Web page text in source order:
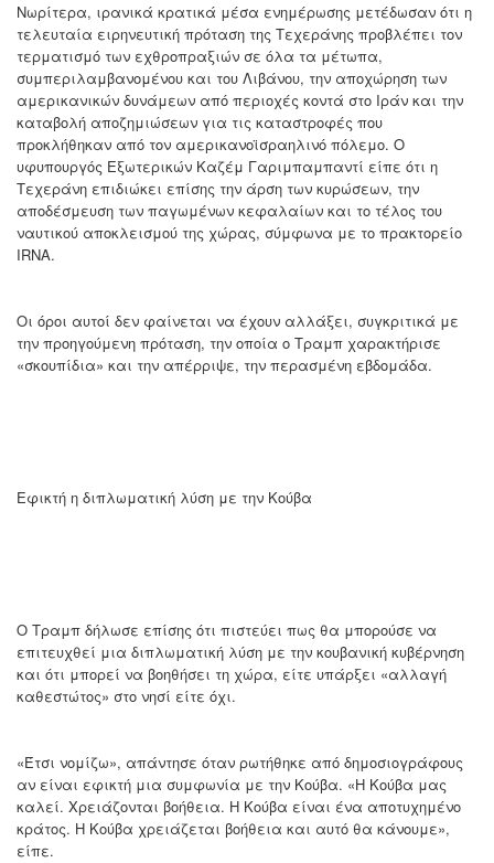
Νωρίτερα, ιρανικά κρατικά μέσα ενημέρωσης μετέδωσαν ότι η
τελευταία ειρηνευτική πρόταση της Τεχεράνης προβλέπει τον
τερματισμό των εχθροπραξιών σε όλα τα μέτωπα,
συμπεριλαμβανομένου και του Λιβάνου, την αποχώρηση των
αμερικανικών δυνάμεων από περιοχές κοντά στο Ιράν και την
καταβολή αποζημιώσεων για τις καταστροφές που
προκλήθηκαν από τον αμερικανοϊσραηλινό πόλεμο. Ο
υφυπουργός Εξωτερικών Καζέμ Γαριμπαμπαντί είπε ότι η
Τεχεράνη επιδιώκει επίσης την άρση των κυρώσεων, την
αποδέσμευση των παγωμένων κεφαλαίων και το τέλος του
ναυτικού αποκλεισμού της χώρας, σύμφωνα με το πρακτορείο
IRNA.
Οι όροι αυτοί δεν φαίνεται να έχουν αλλάξει, συγκριτικά με
την προηγούμενη πρόταση, την οποία ο Τραμπ χαρακτήρισε
«σκουπίδια» και την απέρριψε, την περασμένη εβδομάδα.
Εφικτή η διπλωματική λύση με την Κούβα
Ο Τραμπ δήλωσε επίσης ότι πιστεύει πως θα μπορούσε να
επιτευχθεί μια διπλωματική λύση με την κουβανική κυβέρνηση
και ότι μπορεί να βοηθήσει τη χώρα, είτε υπάρξει «αλλαγή
καθεστώτος» στο νησί είτε όχι.
«Έτσι νομίζω», απάντησε όταν ρωτήθηκε από δημοσιογράφους
αν είναι εφικτή μια συμφωνία με την Κούβα. «Η Κούβα μας
καλεί. Χρειάζονται βοήθεια. Η Κούβα είναι ένα αποτυχημένο
κράτος. Η Κούβα χρειάζεται βοήθεια και αυτό θα κάνουμε»,
είπε.